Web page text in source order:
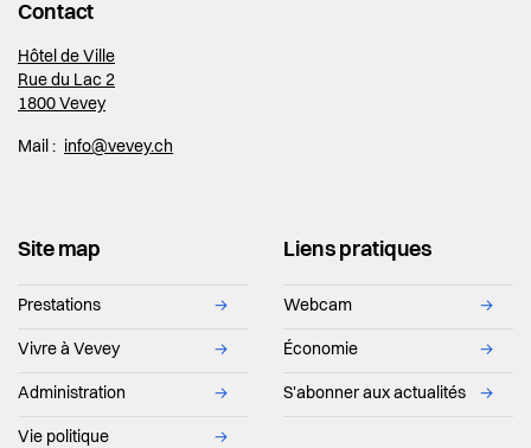
Contact
Hôtel de Ville
Rue du Lac 2
1800 Vevey
Mail : info@vevey.ch
Site map
Prestations →
Vivre à Vevey →
Administration →
Vie politique →
Liens pratiques
Webcam →
Économie →
S'abonner aux actualités →